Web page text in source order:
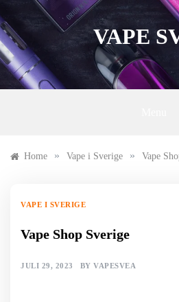
to
content
VAPE
Home » Vape i Sverige » Vape
VAPE I SVERIGE
Vape Shop Sverige
JULI 29, 2023 BY VAPESVEA